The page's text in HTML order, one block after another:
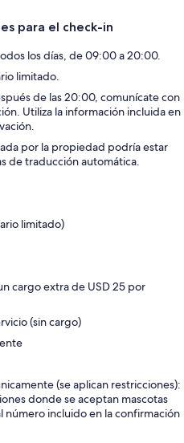
para el check-in
los días, de 09:00 a 20:00.
limitado.
de las 20:00, comunícate con
Utiliza la información incluida en
por la propiedad podría estar
de traducción automática.
limitado)
cargo extra de USD 25 por
(sin cargo)
(se aplican restricciones):
donde se aceptan mascotas
número incluido en la confirmación